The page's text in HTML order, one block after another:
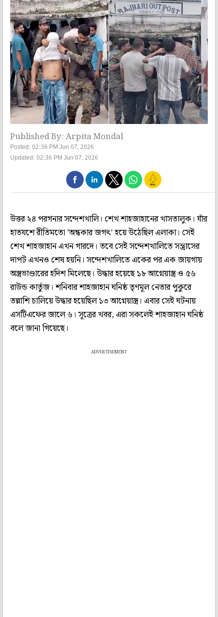
Published By: Arpita Mondal
Posted: 02:36 PM Jun 07, 2026
Updated: 02:36 PM Jun 07, 2026
উত্তর ২৪ পরগনার সন্দেশখালি। শেখ শাহজাহানের খাসতালুক। যাঁর
হাতযশে রীতিমতো 'অন্ধকার জগৎ' হয়ে উঠেছিল এলাকা। সেই
শেখ শাহজাহান এখন গারদে। তবে সেই সন্দেশখালিতে সন্ত্রাসের
দাপট এখনও শেষ হয়নি। সন্দেশখালিতে একের পর এক জায়গায়
অস্ত্রভাণ্ডারের হদিশ মিলেছে। উদ্ধার হয়েছে ১৮ আগ্নেয়াস্ত্র ও ৫৬
রাউন্ড কার্তুজ। শনিবার শাহজাহান ঘনিষ্ঠ তৃণমূল নেতার পুকুরে
তল্লাশি চালিয়ে উদ্ধার হয়েছিল ১৩ আগ্নেয়াস্ত্র। এবার সেই ঘটনায়
এসটিএফের জালে ৬। সূত্রের খবর, এরা সকলেই শাহজাহান ঘনিষ্ঠ
বলে জানা গিয়েছে।
ADVERTISEMENT